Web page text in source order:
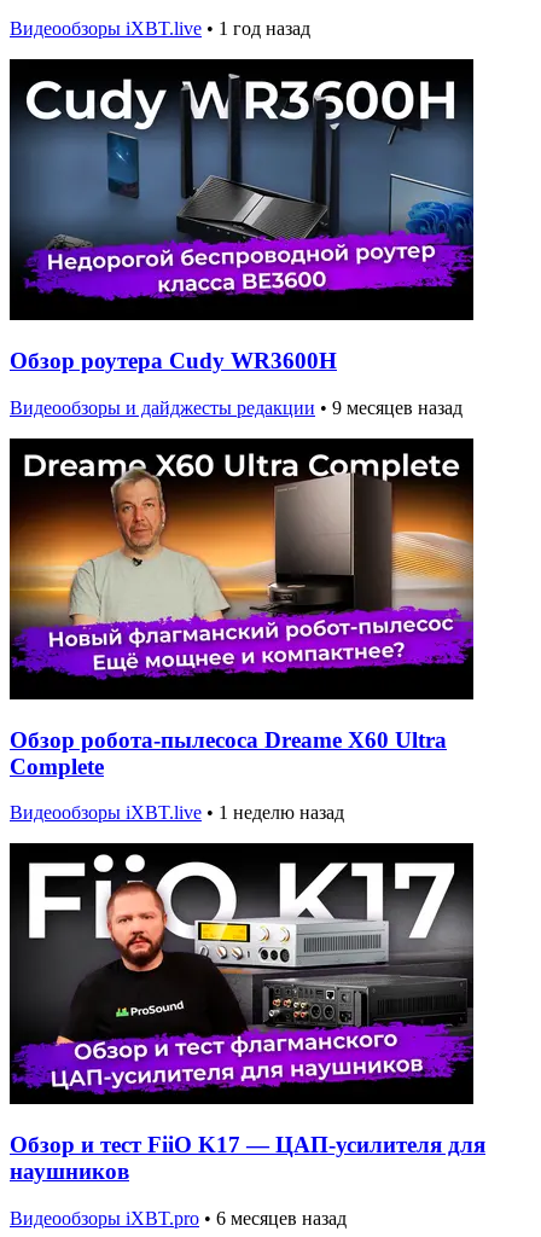
Видеообзоры iXBT.live • 1 год назад
Обзор роутера Cudy WR3600H
Видеообзоры и дайджесты редакции • 9 месяцев назад
Обзор робота-пылесоса Dreame X60 Ultra
Complete
Видеообзоры iXBT.live • 1 неделю назад
Обзор и тест FiiO K17 — ЦАП-усилителя для
наушников
Видеообзоры iXBT.pro • 6 месяцев назад